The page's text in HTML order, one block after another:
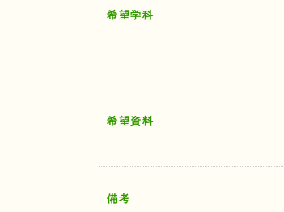
希望学科
希望資料
備考